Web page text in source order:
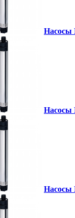
Насосы
Насосы
Насосы